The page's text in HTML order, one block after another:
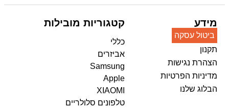
עסקה
נגישות
הפרטיות
שלנו
קטגוריות מובילות
אביזרים
Samsung
טלפונים סלולריים